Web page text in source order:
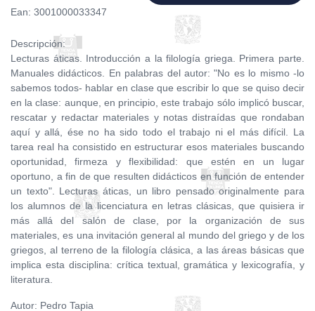
Ean: 3001000033347
Descripción:
Lecturas áticas. Introducción a la filología griega. Primera parte.
Manuales didácticos. En palabras del autor: "No es lo mismo -lo
sabemos todos- hablar en clase que escribir lo que se quiso decir
en la clase: aunque, en principio, este trabajo sólo implicó buscar,
rescatar y redactar materiales y notas distraídas que rondaban
aquí y allá, ése no ha sido todo el trabajo ni el más difícil. La
tarea real ha consistido en estructurar esos materiales buscando
oportunidad, firmeza y flexibilidad: que estén en un lugar
oportuno, a fin de que resulten didácticos en función de entender
un texto". Lecturas áticas, un libro pensado originalmente para
los alumnos de la licenciatura en letras clásicas, que quisiera ir
más allá del salón de clase, por la organización de sus
materiales, es una invitación general al mundo del griego y de los
griegos, al terreno de la filología clásica, a las áreas básicas que
implica esta disciplina: crítica textual, gramática y lexicografía, y
literatura.
Autor: Pedro Tapia